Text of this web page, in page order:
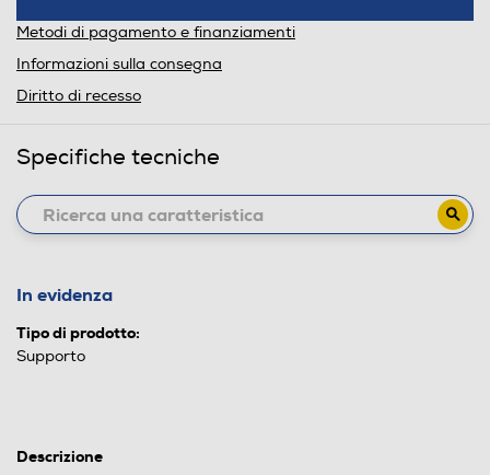
Metodi di pagamento e finanziamenti
Informazioni sulla consegna
Diritto di recesso
Specifiche tecniche
In evidenza
Tipo di prodotto:
Supporto
Descrizione